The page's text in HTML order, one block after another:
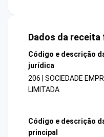
Dados da receita
Código e descrição
jurídica
206 | SOCIEDADE
LIMITADA
Código e descrição
principal